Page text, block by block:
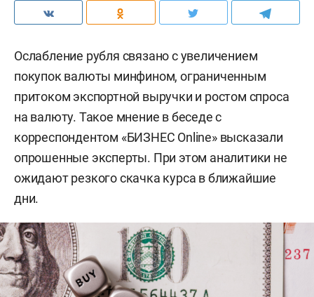
Ослабление рубля связано с увеличением
покупок валюты минфином, ограниченным
притоком экспортной выручки и ростом спроса
на валюту. Такое мнение в беседе с
корреспондентом «БИЗНЕС Online» высказали
опрошенные эксперты. При этом аналитики не
ожидают резкого скачка курса в ближайшие
дни.